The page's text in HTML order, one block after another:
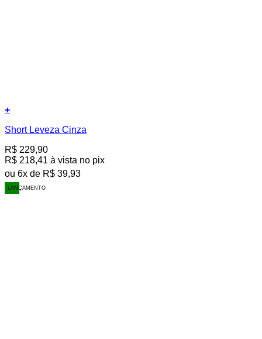
+
produto
várias
variantes.
As
opções
podem
Short Leveza Cinza
R$ 229,90
R$ 218,41 à vista no pix
ou 6x de R$ 39,93
LANÇAMENTO